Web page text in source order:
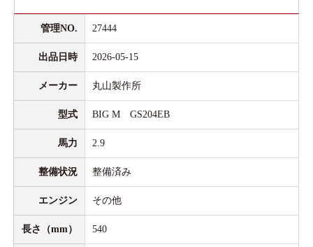
管理NO. 27444
出品日時 2026-05-15
メーカー 丸山製作所
型式 BIG M GS204EB
馬力 2.9
整備状況 整備済み
エンジン その他
長さ（mm） 540